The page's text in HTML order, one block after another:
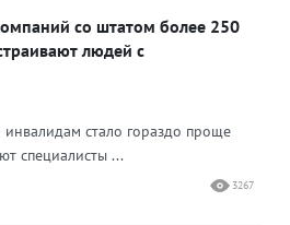
со штатом более 250
людей с
стало гораздо проще
специалисты ...
3267